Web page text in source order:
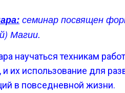
семинар посвящен
Магии.
научаться техникам
их использование для
в повседневной жизни.